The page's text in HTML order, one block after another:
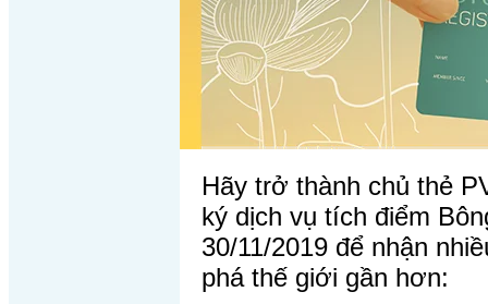
Hãy trở thành chủ thẻ
ký dịch vụ tích điểm
30/11/2019 để nhận
phá thế giới gần hơn: